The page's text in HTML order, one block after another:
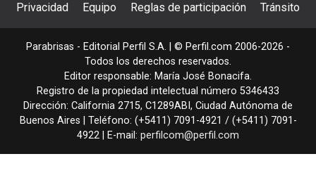
Privacidad Equipo Reglas de participación Tránsito
Parabrisas - Editorial Perfil S.A. | © Perfil.com 2006-2026 -
Todos los derechos reservados.
Editor responsable: María José Bonacifa.
Registro de la propiedad intelectual número 5346433
Dirección: California 2715, C1289ABI , Ciudad Autónoma de
Buenos Aires | Teléfono: (+5411) 7091-4921 / (+5411) 7091-
4922 | E-mail: perfilcom@perfil.com